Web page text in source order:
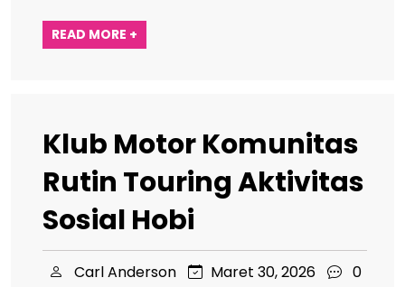
READ MORE +
Klub Motor Komunitas
Rutin Touring Aktivitas
Sosial Hobi
Carl Anderson Maret 30, 2026 0